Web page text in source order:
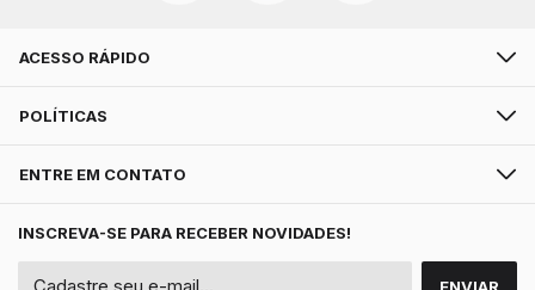
ACESSO RÁPIDO
POLÍTICAS
ENTRE EM CONTATO
INSCREVA-SE PARA RECEBER NOVIDADES!